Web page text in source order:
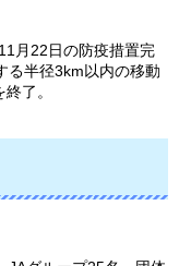
月22日の防疫措置完
る半径3km以内の移動
了。